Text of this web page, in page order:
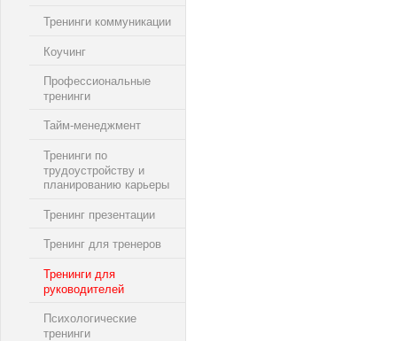
Тренинги коммуникации
Коучинг
Профессиональные
тренинги
Тайм-менеджмент
Тренинги по
трудоустройству и
планированию карьеры
Тренинг презентации
Тренинг для тренеров
Тренинги для
руководителей
Психологические
тренинги